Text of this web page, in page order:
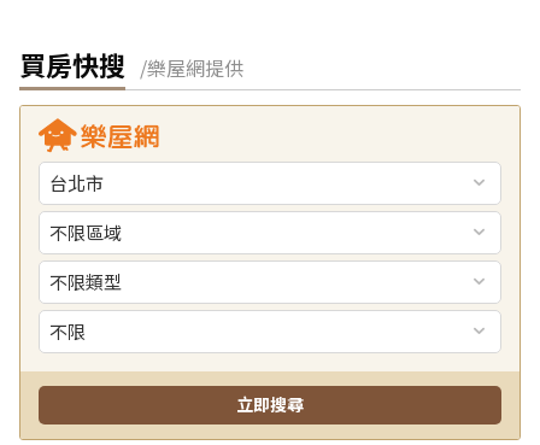
買房快搜 /樂屋網提供